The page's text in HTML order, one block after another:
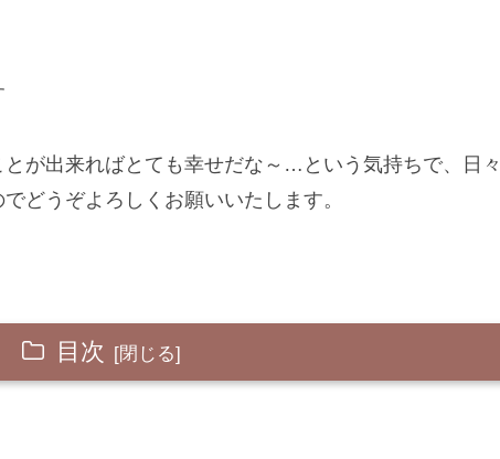
が出来ればとても幸せだな～…という気持ちで、日々
どうぞよろしくお願いいたします。
目次